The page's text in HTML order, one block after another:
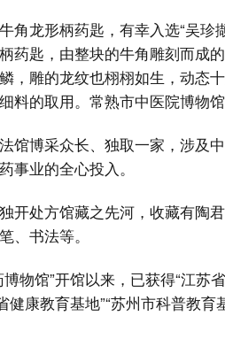
角龙形柄药匙，有幸入选“吴
药匙，由整块的牛角雕刻而成
，雕的龙纹也栩栩如生，动态
料的取用。常熟市中医院博物
馆博采众长、独取一家，涉及
事业的全心投入。
开处方馆藏之先河，收藏有陶
、书法等。
物馆”开馆以来，已获得“江苏
健康教育基地”“苏州市科普教